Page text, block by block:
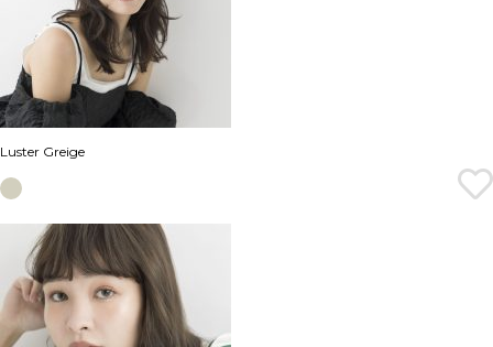
Luster Greige